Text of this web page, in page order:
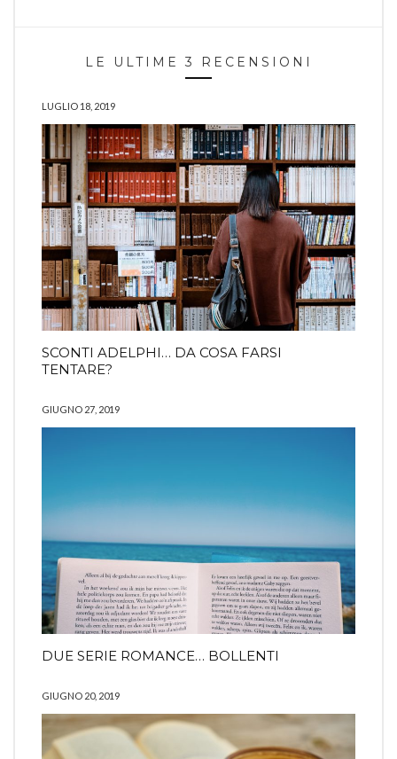
LE ULTIME 3 RECENSIONI
LUGLIO 18, 2019
SCONTI ADELPHI… DA COSA FARSI
TENTARE?
GIUGNO 27, 2019
DUE SERIE ROMANCE… BOLLENTI
GIUGNO 20, 2019